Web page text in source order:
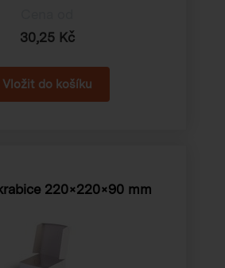
30,25 Kč
220×220×90 mm